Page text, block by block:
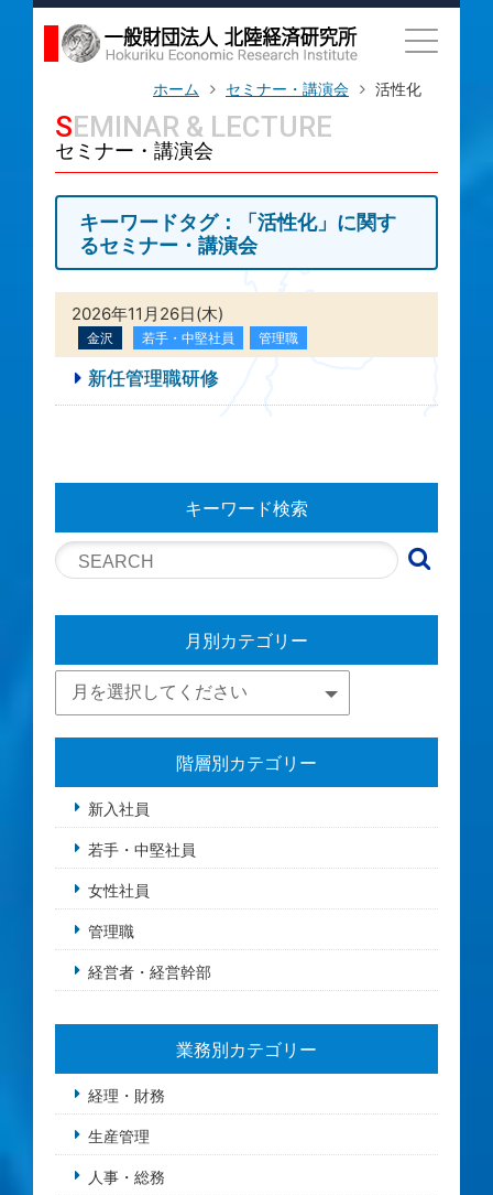
ホーム セミナー・講演会 活性化
SEMINAR & LECTURE
セミナー・講演会
キーワードタグ：「活性化」に関す
るセミナー・講演会
2026年11月26日(木)
金沢 若手・中堅社員 管理職
新任管理職研修
キーワード検索
月別カテゴリー
階層別カテゴリー
新入社員
若手・中堅社員
女性社員
管理職
経営者・経営幹部
業務別カテゴリー
経理・財務
生産管理
人事・総務